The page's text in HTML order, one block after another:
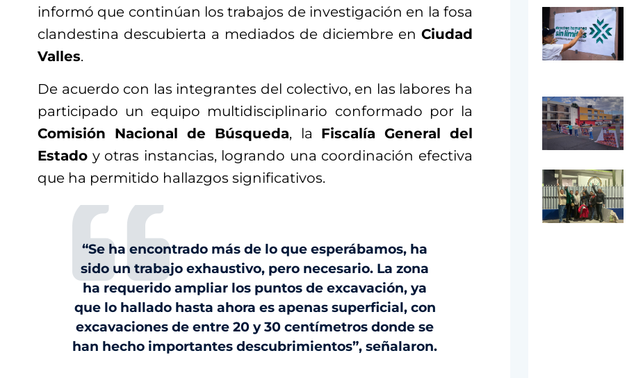
informó que continúan los trabajos de investigación en la fosa
clandestina descubierta a mediados de diciembre en Ciudad
Valles.
De acuerdo con las integrantes del colectivo, en las labores ha
participado un equipo multidisciplinario conformado por la
Comisión Nacional de Búsqueda, la Fiscalía General del
Estado y otras instancias, logrando una coordinación efectiva
que ha permitido hallazgos significativos.
“Se ha encontrado más de lo que esperábamos, ha
sido un trabajo exhaustivo, pero necesario. La zona
ha requerido ampliar los puntos de excavación, ya
que lo hallado hasta ahora es apenas superficial, con
excavaciones de entre 20 y 30 centímetros donde se
han hecho importantes descubrimientos”, señalaron.